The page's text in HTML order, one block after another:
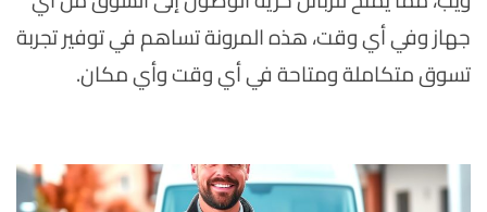
جهاز وفي أي وقت، هذه المرونة تساهم في توفير تجربة
تسوق متكاملة ومتاحة في أي وقت وأي مكان.